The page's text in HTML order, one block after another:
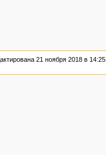
21 ноября 2018 в 14:25.